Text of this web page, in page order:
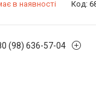
в наявності Код:
(98) 636-57-04